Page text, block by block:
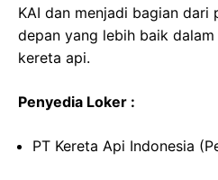
KAI dan menjadi bagian dari
depan yang lebih baik
kereta api.
Penyedia Loker :
PT Kereta Api Indonesia